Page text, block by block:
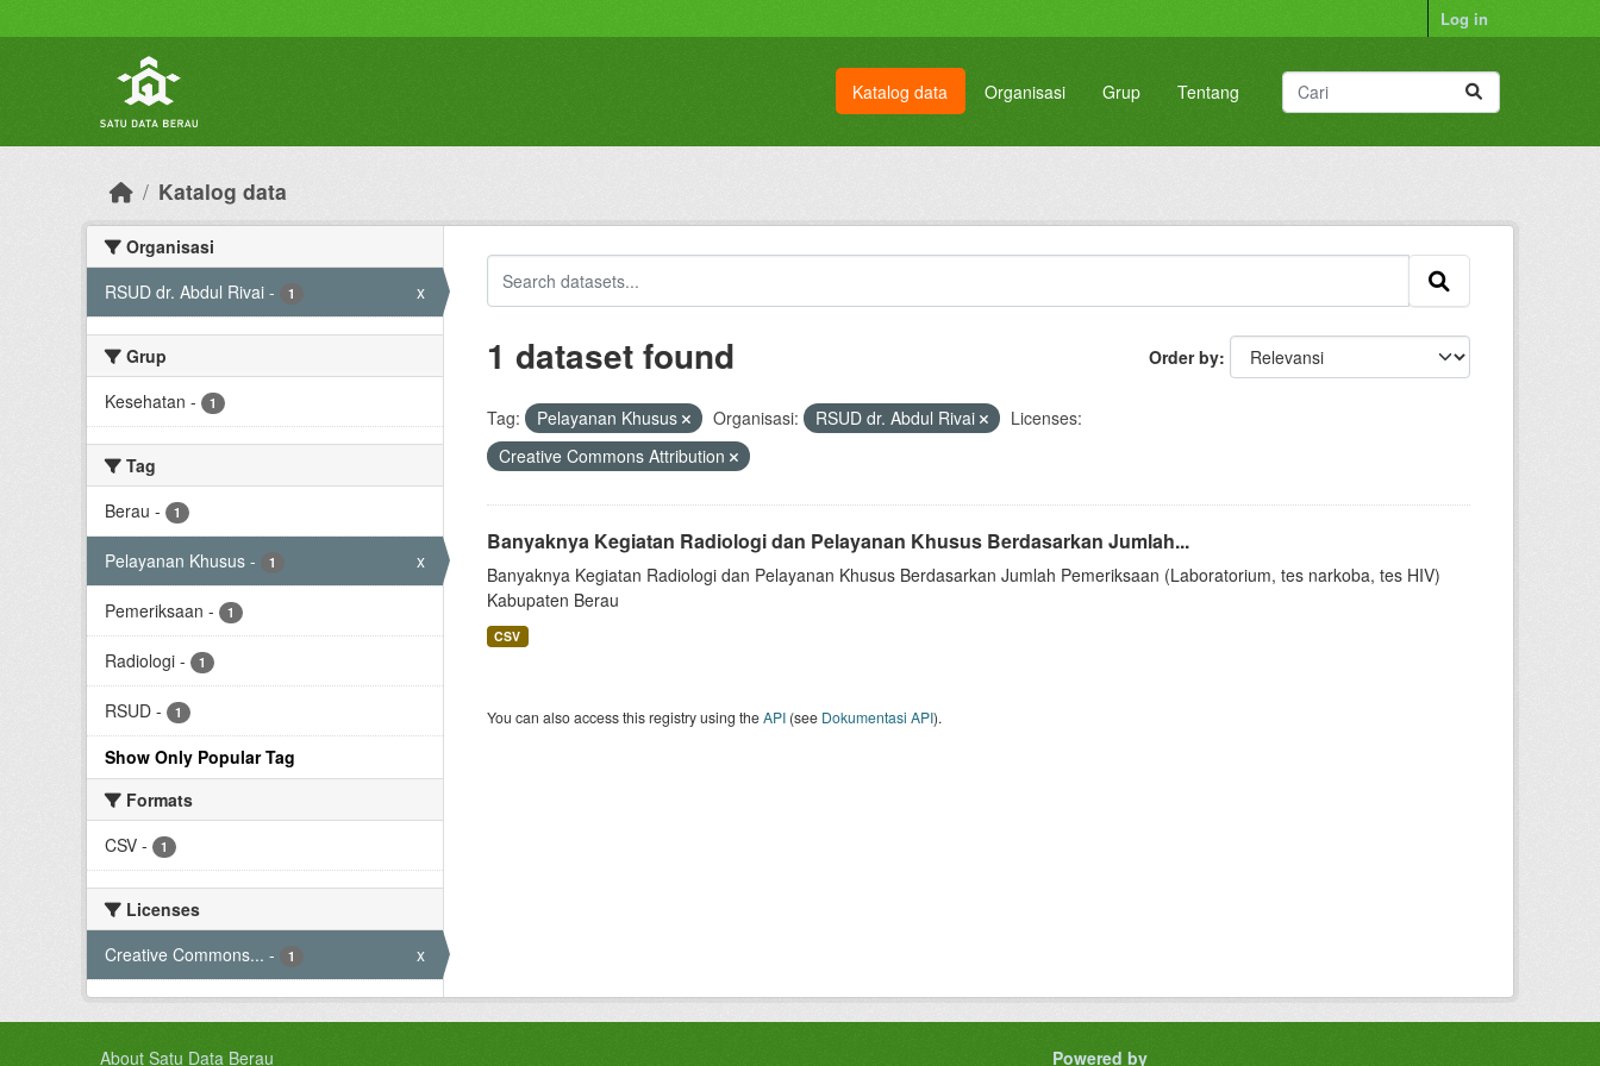
Log in
Katalog data Organisasi Grup Tentang
Katalog data
Organisasi
RSUD dr. Abdul Rivai - 1 x
Grup
Kesehatan - 1
Tag
Berau - 1
Pelayanan Khusus - 1 x
Pemeriksaan - 1
Radiologi - 1
RSUD - 1
Show Only Popular Tag
Formats
CSV - 1
Licenses
Creative Commons... - 1 x
Order by
1 dataset found
Tag: Pelayanan Khusus Organisasi: RSUD dr. Abdul Rivai
Licenses:
Creative Commons Attribution
Banyaknya Kegiatan Radiologi dan Pelayanan Khusus Berdasarkan Jumlah...
Banyaknya Kegiatan Radiologi dan Pelayanan Khusus Berdasarkan Jumlah Pemeriksaan (Laboratorium, tes narkoba, tes HIV)
Kabupaten Berau
CSV
You can also access this registry using theAPI(see Dokumentasi API).
About Satu Data Berau Powered by